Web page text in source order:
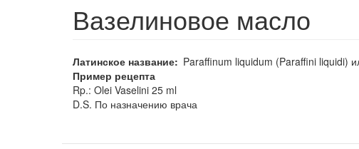
Вазелиновое масло
Латинское название
Paraffinum liquidum (Paraffini liquidi)
Пример рецепта
Rp.: Olei Vaselini 25 ml
D.S. По назначению врача